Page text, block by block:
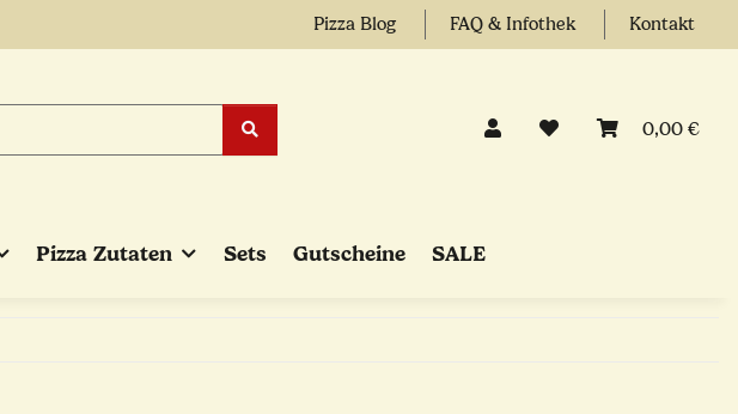
Pizza Blog FAQ & Infothek Kontakt
0,00 €
Pizza Zutaten Sets Gutscheine SALE